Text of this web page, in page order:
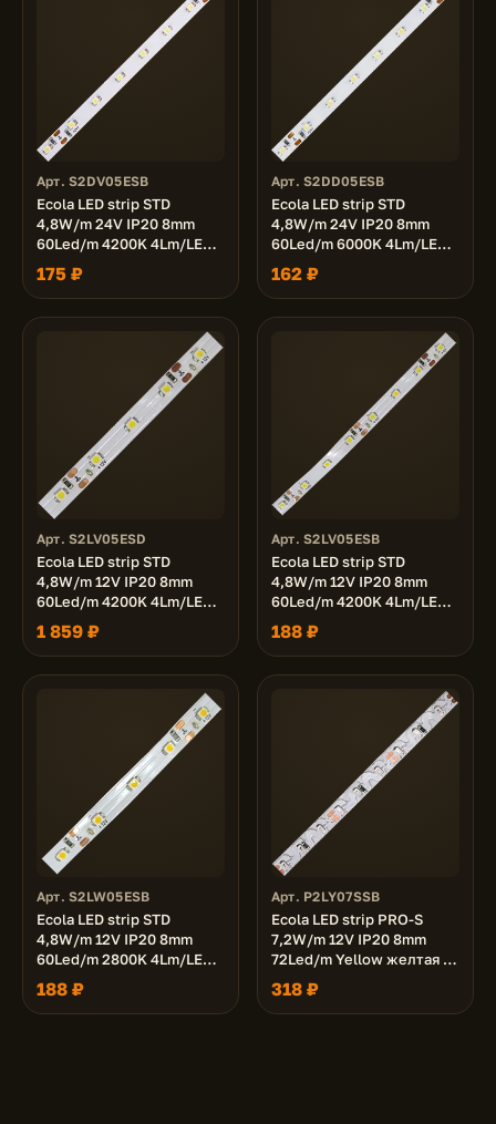
Арт. S2DV05ESB
Ecola LED strip STD
4,8W/m 24V IP20 8mm
60Led/m 4200K 4Lm/LED
240Lm/m светодиодная
лента на катушке 5м.
175 ₽
Арт. S2DD05ESB
Ecola LED strip STD
4,8W/m 24V IP20 8mm
60Led/m 6000K 4Lm/LED
240Lm/m светодиодная
лента на катушке 5м.
162 ₽
Арт. S2LV05ESD
Ecola LED strip STD
4,8W/m 12V IP20 8mm
60Led/m 4200K 4Lm/LED
240Lm/m светодиодная
лента на катушке 50м.
1 859 ₽
Арт. S2LV05ESB
Ecola LED strip STD
4,8W/m 12V IP20 8mm
60Led/m 4200K 4Lm/LED
240Lm/m светодиодная
лента на катушке 5м.
188 ₽
Арт. S2LW05ESB
Ecola LED strip STD
4,8W/m 12V IP20 8mm
60Led/m 2800K 4Lm/LED
240Lm/m светодиодная
лента на катушке 5м.
188 ₽
Арт. P2LY07SSB
Ecola LED strip PRO-S
7,2W/m 12V IP20 8mm
72Led/m Yellow желтая S-
гибкая светодиодная
лента на катушке 5м.
318 ₽